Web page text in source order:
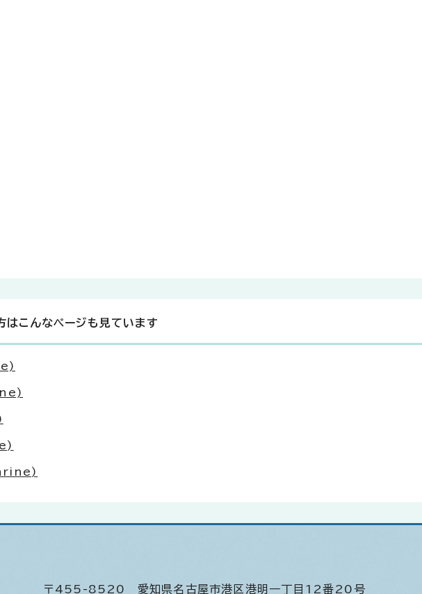
はこんなページも見ています
〒455-8520 愛知県名古屋市港区港明一丁目12番20号